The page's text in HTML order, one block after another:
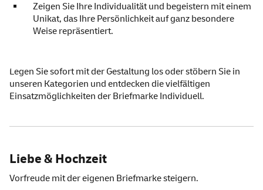
Zeigen Sie Ihre Individualität und begeistern mit einem
Unikat, das Ihre Persönlichkeit auf ganz besondere
Weise repräsentiert.
Legen Sie sofort mit der Gestaltung los oder stöbern Sie in
unseren Kategorien und entdecken die vielfältigen
Einsatzmöglichkeiten der Briefmarke Individuell.
Liebe & Hochzeit
Vorfreude mit der eigenen Briefmarke steigern.